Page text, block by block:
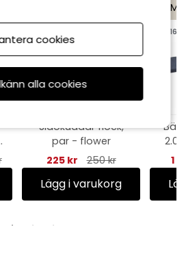
Sidokuddar flock,
par - flower
225 kr
250 kr
Lägg i varukorg
till 16/8
2.0
1
cookies
alla cookies